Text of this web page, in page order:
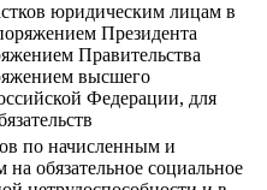
юридическим лицам в
Президента
Правительства
высшего
Федерации, для
по начисленным и
обязательное социальное